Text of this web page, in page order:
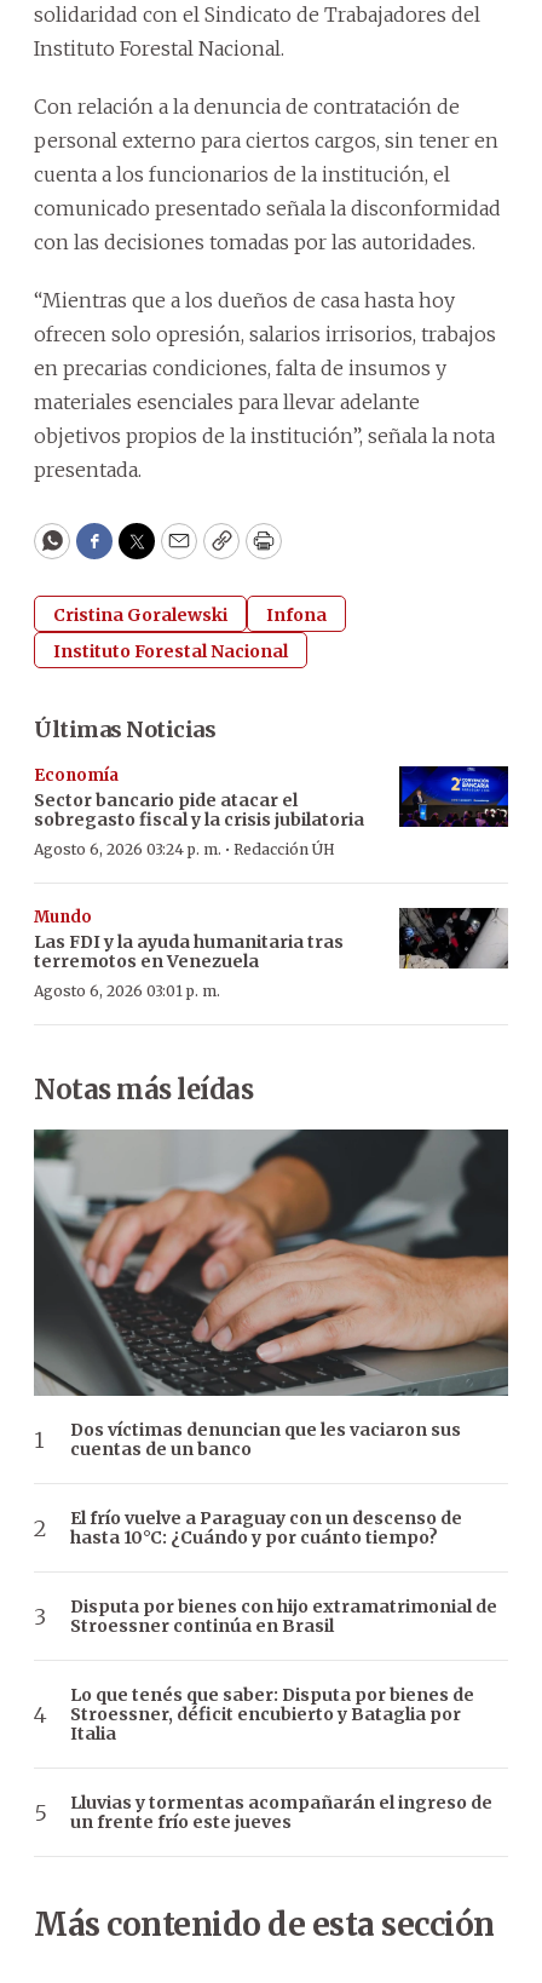
solidaridad con el Sindicato de Trabajadores del
Instituto Forestal Nacional.
Con relación a la denuncia de contratación de
personal externo para ciertos cargos, sin tener en
cuenta a los funcionarios de la institución, el
comunicado presentado señala la disconformidad
con las decisiones tomadas por las autoridades.
“Mientras que a los dueños de casa hasta hoy
ofrecen solo opresión, salarios irrisorios, trabajos
en precarias condiciones, falta de insumos y
materiales esenciales para llevar adelante
objetivos propios de la institución”, señala la nota
presentada.
WhatsApp
Facebook
Twitter
EmailCopyPrint
Cristina Goralewski
Infona
Instituto Forestal Nacional
Últimas Noticias
Economía
Sector bancario pide atacar el
sobregasto fiscal y la crisis jubilatoria
Agosto 6, 2026 03:24 p. m. · Redacción ÚH
Mundo
Las FDI y la ayuda humanitaria tras
terremotos en Venezuela
Agosto 6, 2026 03:01 p. m.
Notas más leídas
Dos víctimas denuncian que les vaciaron sus
cuentas de un banco
El frío vuelve a Paraguay con un descenso de
hasta 10°C: ¿Cuándo y por cuánto tiempo?
Disputa por bienes con hijo extramatrimonial de
Stroessner continúa en Brasil
Lo que tenés que saber: Disputa por bienes de
Stroessner, déficit encubierto y Bataglia por
Italia
Lluvias y tormentas acompañarán el ingreso de
un frente frío este jueves
Más contenido de esta sección